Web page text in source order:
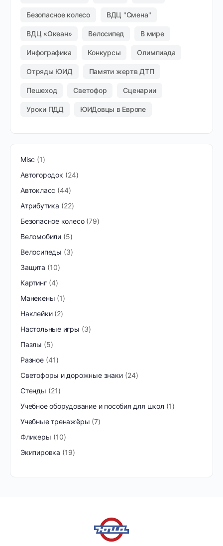
Безопасное колесо ВДЦ "Смена"
ВДЦ «Океан» Велосипед В мире
Инфографика Конкурсы Олимпиада
Отряды ЮИД Памяти жертв ДТП
Пешеход Светофор Сценарии
Уроки ПДД ЮИДовцы в Европе
Misc
1
Автогородок
24
Автокласс 44
Атрибутика
22
Безопасное колесо 79
Веломобили 5
Велосипеды
3
Защита
10
Картинг 4
Манекены 1
Наклейки 2
Настольные игры
3
Пазлы
5
Разное 41
Светофоры и дорожные знаки
24
Стенды
21
Учебное оборудование и пособия для школ 1
Учебные тренажёры 7
Фликеры
10
Экипировка
19